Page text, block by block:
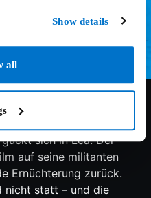
Show details
all
als
sich in Léa. Der
auf seine militanten
Ernüchterung zurück.
nicht statt – und die